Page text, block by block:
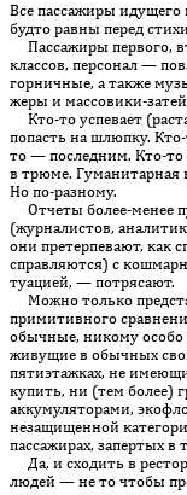
Все пассажиры идущего
будто равны перед
Пассажиры первого,
классов, персонал —
горничные, а также
жеры и массовики-
Кто-то успевает
попасть на шлюп­ку.
то — последним. Кто-то
в трюме. Гуманитарная
Но по-разному.
Отчеты более-менее
(журналистов,
они претерпевают, как
справляются) с
ту­а­цией, — потрясают.
Можно только
примитивного
обычные, никому
живущие в обычных
пяти­этажках, не
купить, ни (тем более)
аккумуляторами,
незащищенной
пассажирах, запертых в
Да, и сходить в
людей — не то чтобы